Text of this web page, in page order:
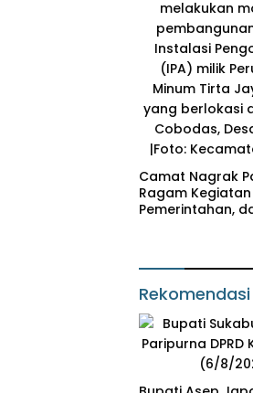
Camat Nagrak
Ragam
Pemerintahan,